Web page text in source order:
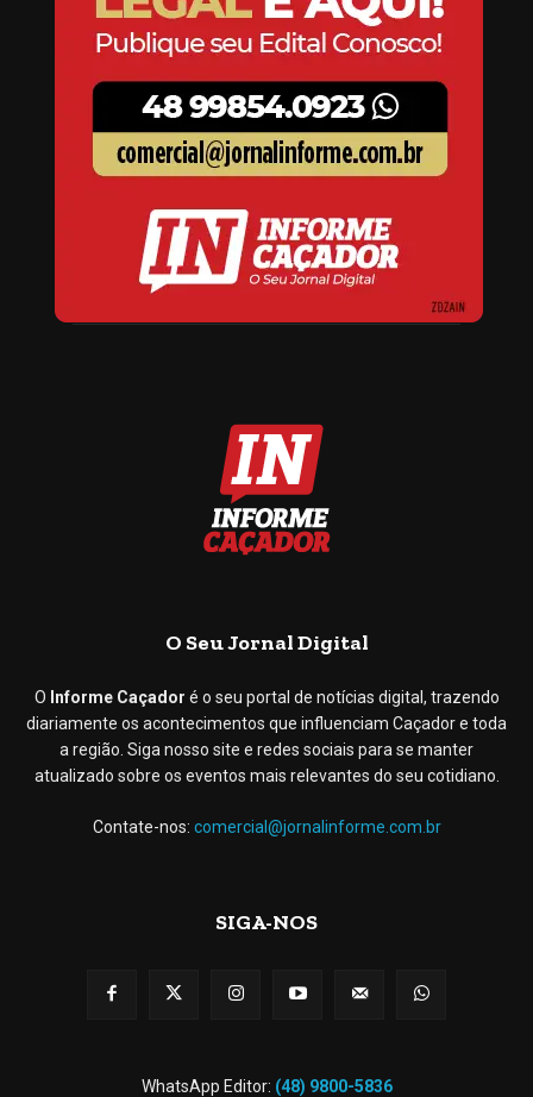
O Seu Jornal Digital
O Informe Caçador é o seu portal de notícias digital, trazendo
diariamente os acontecimentos que influenciam Caçador e toda
a região. Siga nosso site e redes sociais para se manter
atualizado sobre os eventos mais relevantes do seu cotidiano.
Contate-nos: comercial@jornalinforme.com.br
SIGA-NOS
WhatsApp Editor: (48) 9800-5836